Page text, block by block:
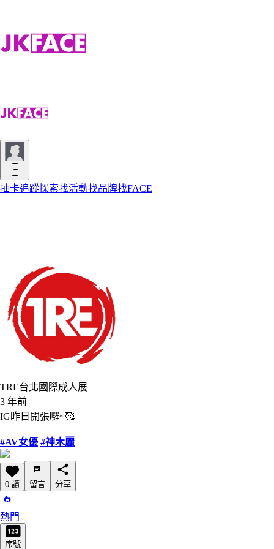
抽卡追蹤探索找活動找品牌找FACE
TRE台北國際成人展
3 年前
IG昨日開張囉~🥰
#AV女優 #神木麗
0 讚 留言 分享
熱門
序號